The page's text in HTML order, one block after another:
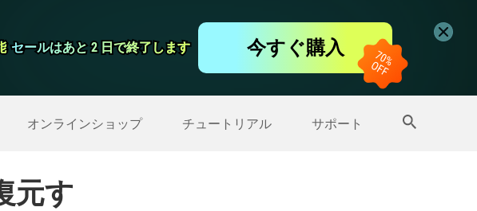
セールはあと 2 日で終了します
セールはあと 2 日で終了します 今すぐ購入
オンラインショップ チュートリアル サポート
IPhoneのバックアップ >> その他の製品
元す